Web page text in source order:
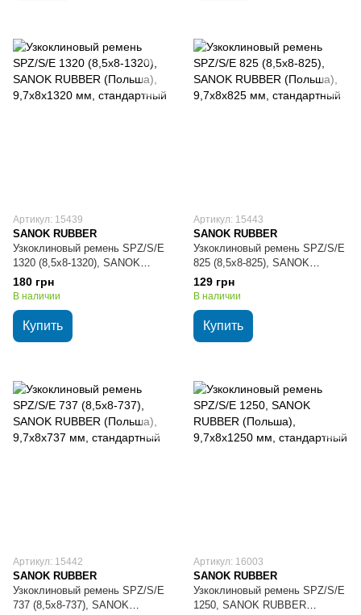
Артикул: 15439
SANOK RUBBER
Узкоклиновый ремень SPZ/S/E
1320 (8,5х8-1320), SANOK
RUBBER (Польша), 9,7х8х1320
мм, стандартный
180 грн
В наличии
Купить
Артикул: 15443
SANOK RUBBER
Узкоклиновый ремень SPZ/S/E
825 (8,5х8-825), SANOK
RUBBER (Польша), 9,7х8х825
мм, стандартный
129 грн
В наличии
Купить
Артикул: 15442
SANOK RUBBER
Узкоклиновый ремень SPZ/S/E
737 (8,5х8-737), SANOK
Артикул: 16003
SANOK RUBBER
Узкоклиновый ремень SPZ/S/E
1250, SANOK RUBBER